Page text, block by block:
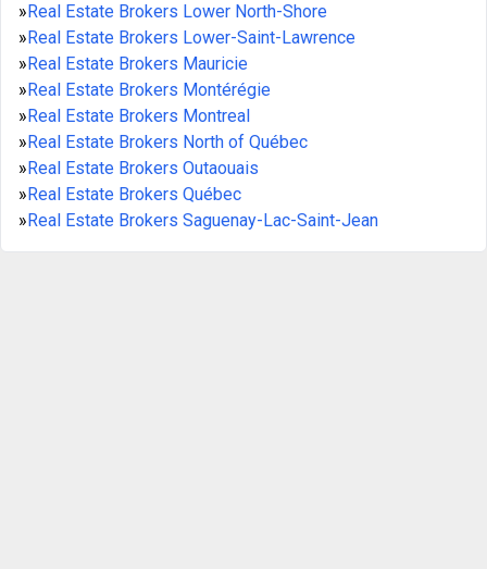
» Real Estate Brokers Lower North-Shore
» Real Estate Brokers Lower-Saint-Lawrence
» Real Estate Brokers Mauricie
» Real Estate Brokers Montérégie
» Real Estate Brokers Montreal
» Real Estate Brokers North of Québec
» Real Estate Brokers Outaouais
» Real Estate Brokers Québec
» Real Estate Brokers Saguenay-Lac-Saint-Jean